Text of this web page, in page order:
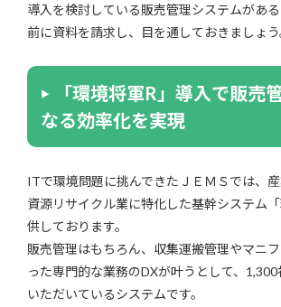
導入を検討している販売管理システムがあ
前に資料を請求し、目を通しておきましょう
「環境将軍R」導入で販売
なる効率化を実現
ITで環境問題に挑んできたＪＥＭＳでは、産
資源リサイクル業に特化した基幹システム
供しております。
販売管理はもちろん、収集運搬管理やマニ
った専門的な業務のDXが叶うとして、
いただいているシステムです。